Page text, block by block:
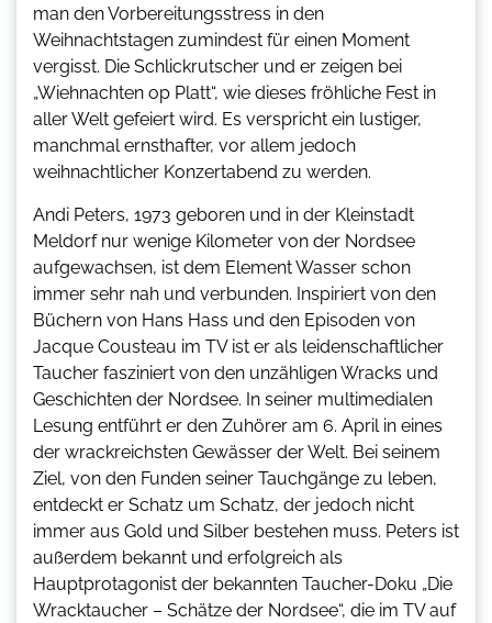
man den Vorbereitungsstress in den
Weihnachtstagen zumindest für einen Moment
vergisst. Die Schlickrutscher und er zeigen bei
„Wiehnachten op Platt“, wie dieses fröhliche Fest in
aller Welt gefeiert wird. Es verspricht ein lustiger,
manchmal ernsthafter, vor allem jedoch
weihnachtlicher Konzertabend zu werden.
Andi Peters, 1973 geboren und in der Kleinstadt
Meldorf nur wenige Kilometer von der Nordsee
aufgewachsen, ist dem Element Wasser schon
immer sehr nah und verbunden. Inspiriert von den
Büchern von Hans Hass und den Episoden von
Jacque Cousteau im TV ist er als leidenschaftlicher
Taucher fasziniert von den unzähligen Wracks und
Geschichten der Nordsee. In seiner multimedialen
Lesung entführt er den Zuhörer am 6. April in eines
der wrackreichsten Gewässer der Welt. Bei seinem
Ziel, von den Funden seiner Tauchgänge zu leben,
entdeckt er Schatz um Schatz, der jedoch nicht
immer aus Gold und Silber bestehen muss. Peters ist
außerdem bekannt und erfolgreich als
Hauptprotagonist der bekannten Taucher-Doku „Die
Wracktaucher – Schätze der Nordsee“, die im TV auf